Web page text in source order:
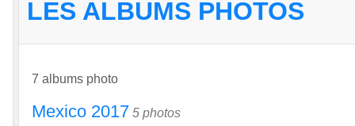
LES ALBUMS PHOTOS
7 albums photo
Mexico 2017 5 photos